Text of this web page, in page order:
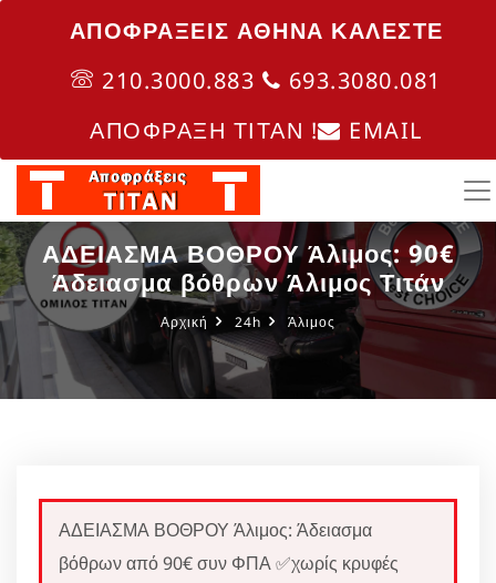
ΑΠΟΦΡΑΞΕΙΣ ΑΘΗΝΑ ΚΑΛΈΣΤΕ
210.3000.883
693.3080.081
ΑΠΟΦΡΑΞΗ ΤΙΤΑΝ !
EMAIL
ΑΔΕΙΑΣΜΑ ΒΟΘΡΟΥ Άλιμος: 90€
Άδειασμα βόθρων Άλιμος Τιτάν
Αρχική 24h Άλιμος
ΑΔΕΙΑΣΜΑ ΒΟΘΡΟΥ Άλιμος: Άδειασμα
βόθρων από 90€ συν ΦΠΑ ✅χωρίς κρυφές